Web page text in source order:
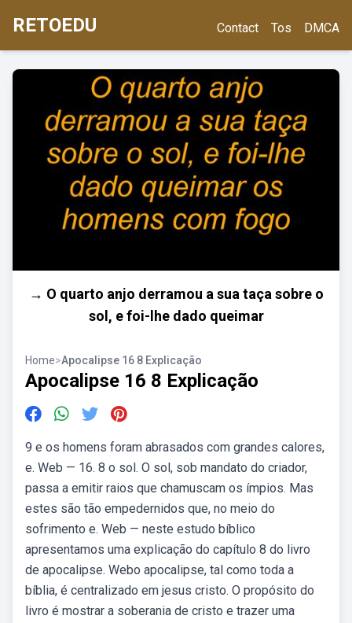
RETOEDU Contact Tos DMCA
→ O quarto anjo derramou a sua taça sobre o
sol, e foi-lhe dado queimar
Home>Apocalipse 16 8 Explicação
Apocalipse 16 8 Explicação
9 e os homens foram abrasados com grandes calores,
e. Web — 16. 8 o sol. O sol, sob mandato do criador,
passa a emitir raios que chamuscam os ímpios. Mas
estes são tão empedernidos que, no meio do
sofrimento e. Web — neste estudo bíblico
apresentamos uma explicação do capítulo 8 do livro
de apocalipse. Webo apocalipse, tal como toda a
bíblia, é centralizado em jesus cristo. O propósito do
livro é mostrar a soberania de cristo e trazer uma